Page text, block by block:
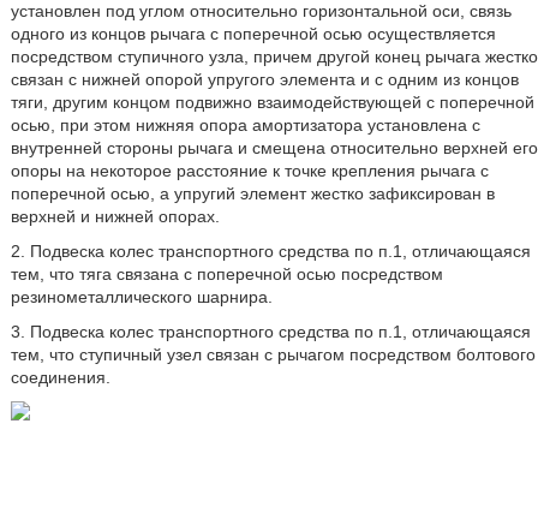
установлен под углом относительно горизонтальной оси, связь
одного из концов рычага с поперечной осью осуществляется
посредством ступичного узла, причем другой конец рычага жестко
связан с нижней опорой упругого элемента и с одним из концов
тяги, другим концом подвижно взаимодействующей с поперечной
осью, при этом нижняя опора амортизатора установлена с
внутренней стороны рычага и смещена относительно верхней его
опоры на некоторое расстояние к точке крепления рычага с
поперечной осью, а упругий элемент жестко зафиксирован в
верхней и нижней опорах.
2. Подвеска колес транспортного средства по п.1, отличающаяся
тем, что тяга связана с поперечной осью посредством
резинометаллического шарнира.
3. Подвеска колес транспортного средства по п.1, отличающаяся
тем, что ступичный узел связан с рычагом посредством болтового
соединения.